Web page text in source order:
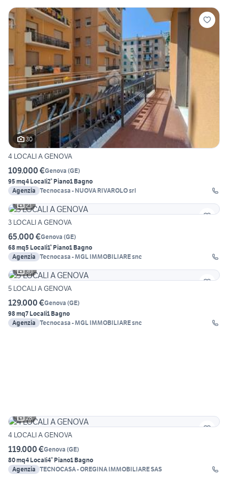
30
4 LOCALI A GENOVA
109.000 €Genova (GE)
95 mq4 Locali2° Piano1 Bagno
Agenzia Tecnocasa - NUOVA RIVAROLO srl
21
3 LOCALI A GENOVA
65.000 €Genova (GE)
68 mq5 Locali1° Piano1 Bagno
Agenzia Tecnocasa - MGL IMMOBILIARE snc
30
5 LOCALI A GENOVA
129.000 €Genova (GE)
98 mq7 Locali1 Bagno
Agenzia Tecnocasa - MGL IMMOBILIARE snc
28
4 LOCALI A GENOVA
119.000 €Genova (GE)
80 mq4 Locali4° Piano1 Bagno
Agenzia TECNOCASA - OREGINA IMMOBILIARE SAS